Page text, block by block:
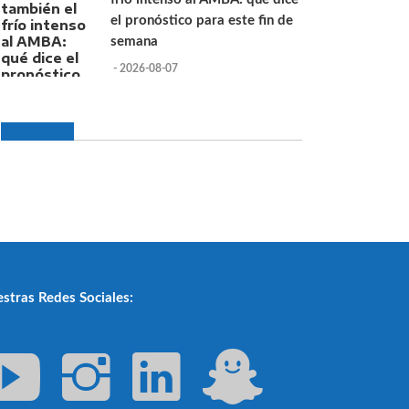
el pronóstico para este fin de
semana
- 2026-08-07
Redes Sociales: